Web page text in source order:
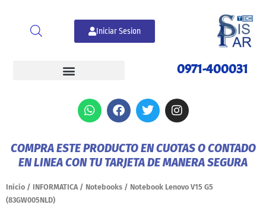
contenido
Iniciar Sesion
0971-400031
W
h
s
a
p
F
a
b
o
k
T
w
t
e
I
n
a
g
a
COMPRA ESTE PRODUCTO EN CUOTAS O CONTADO
EN LINEA CON TU TARJETA DE MANERA SEGURA
Inicio / INFORMATICA / Notebooks / Notebook Lenovo V15 G5
(83GW005NLD)